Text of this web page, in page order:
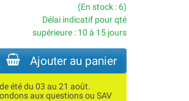
(En stock : 6)
Délai indicatif pour qté
supérieure : 10 à 15 jours
Ajouter au panier
été du 03 au 21 août.
aux questions ou SAV